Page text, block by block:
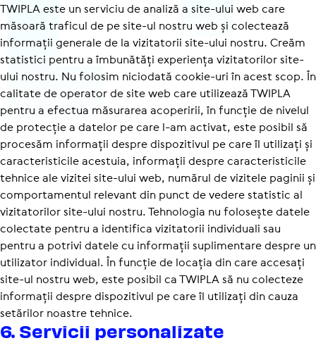
TWIPLA este un serviciu de analiză a site-ului web care
măsoară traficul de pe site-ul nostru web și colectează
informații generale de la vizitatorii site-ului nostru. Creăm
statistici pentru a îmbunătăți experiența vizitatorilor site-
ului nostru. Nu folosim niciodată cookie-uri în acest scop. În
calitate de operator de site web care utilizează TWIPLA
pentru a efectua măsurarea acoperirii, în funcție de nivelul
de protecție a datelor pe care l-am activat, este posibil să
procesăm informații despre dispozitivul pe care îl utilizați și
carac­te­ris­ti­cile acestuia, informații despre carac­te­ris­ti­cile
tehnice ale vizitei site-ului web, numărul de vizitele paginii și
comportamentul relevant din punct de vedere statistic al
vizitatorilor site-ului nostru. Tehnologia nu folosește datele
colectate pentru a identifica vizitatorii individuali sau
pentru a potrivi datele cu informații suplimentare despre un
utilizator individual. În funcție de locația din care accesați
site-ul nostru web, este posibil ca TWIPLA să nu colecteze
informații despre dispozitivul pe care îl utilizați din cauza
setărilor noastre tehnice.
6. Servicii perso­na­li­zate